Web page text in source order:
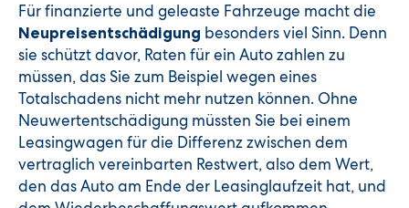
Für finanzierte und geleaste Fahrzeuge macht die
Neupreisentschädigung besonders viel Sinn. Denn
sie schützt davor, Raten für ein Auto zahlen zu
müssen, das Sie zum Beispiel wegen eines
Totalschadens nicht mehr nutzen können. Ohne
Neuwertentschädigung müssten Sie bei einem
Leasingwagen für die Differenz zwischen dem
vertraglich vereinbarten Restwert, also dem Wert,
den das Auto am Ende der Leasinglaufzeit hat, und